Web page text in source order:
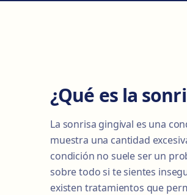
¿Qué es la
La sonrisa gingival es una
muestra una cantidad
condición no suele ser un
sobre todo si te sientes
existen tratamientos que